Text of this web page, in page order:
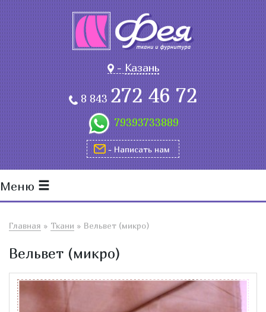
-Казань
8 843272 46 72
79393733889
- Написать нам
Меню
Главная » Ткани » Вельвет (микро)
Вельвет (микро)